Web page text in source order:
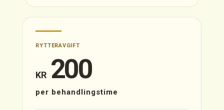
RYTTERAVGIFT
KR 200
per behandlingstime